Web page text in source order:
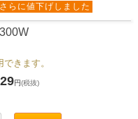
さらに値下げしました
きます。
円(税抜)